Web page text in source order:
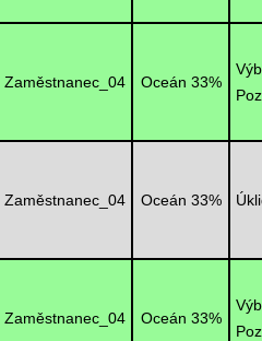
Zaměstnanec_04 Oceán 33%
Zaměstnanec_04 Oceán 33%
Zaměstnanec_04 Oceán 33%